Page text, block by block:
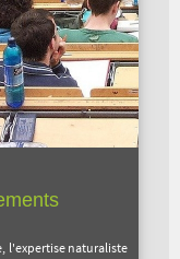
l'expertise naturaliste